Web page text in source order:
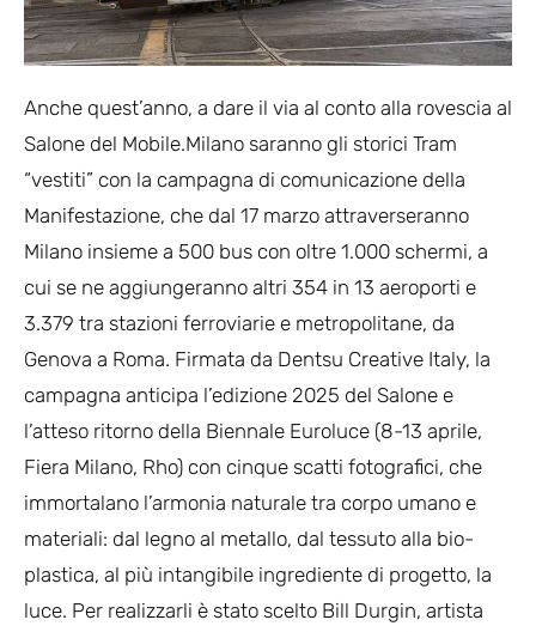
Anche quest’anno, a dare il via al conto alla rovescia al
Salone del Mobile.Milano saranno gli storici Tram
“vestiti” con la campagna di comunicazione della
Manifestazione, che dal 17 marzo attraverseranno
Milano insieme a 500 bus con oltre 1.000 schermi, a
cui se ne aggiungeranno altri 354 in 13 aeroporti e
3.379 tra stazioni ferroviarie e metropolitane, da
Genova a Roma. Firmata da Dentsu Creative Italy, la
campagna anticipa l’edizione 2025 del Salone e
l’atteso ritorno della Biennale Euroluce (8-13 aprile,
Fiera Milano, Rho) con cinque scatti fotografici, che
immortalano l’armonia naturale tra corpo umano e
materiali: dal legno al metallo, dal tessuto alla bio-
plastica, al più intangibile ingrediente di progetto, la
luce. Per realizzarli è stato scelto Bill Durgin, artista